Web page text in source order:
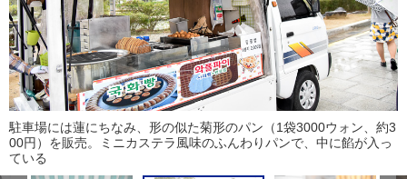
駐車場には蓮にちなみ、形の似た菊形のパン（1袋3000ウォン、約3
00円）を販売。ミニカステラ風味のふんわりパンで、中に餡が入っ
ている